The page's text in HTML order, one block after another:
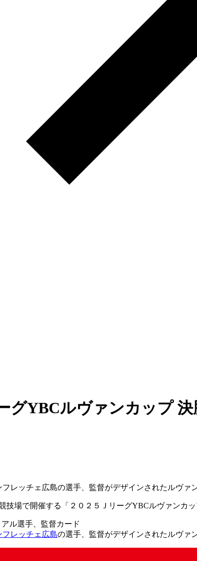
グYBCルヴァンカップ
レッチェ広島の選手、監督がデザインされたルヴァ
技場で開催する「２０２５ＪリーグYBCルヴァンカ
ル選手、監督カード
フレッチェ広島の選手、監督がデザインされたルヴァ